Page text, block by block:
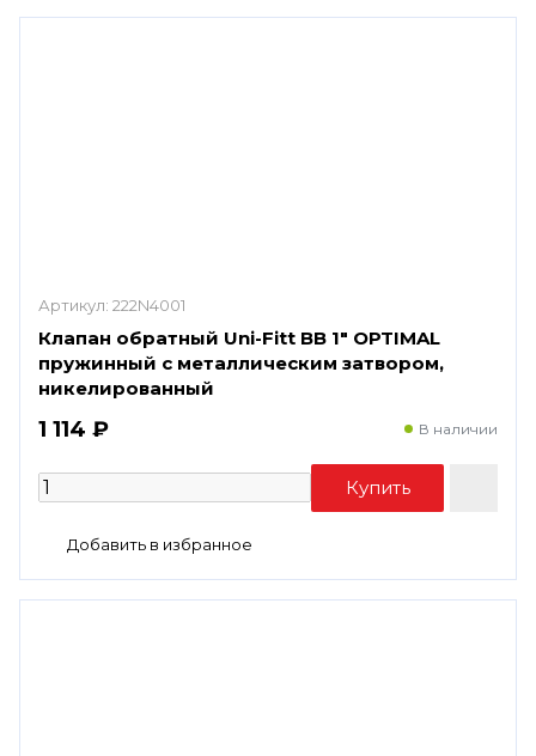
Артикул: 222N4001
Клапан обратный Uni-Fitt ВВ 1" OPTIMAL
пружинный с металлическим затвором,
никелированный
1 114 ₽ В наличии